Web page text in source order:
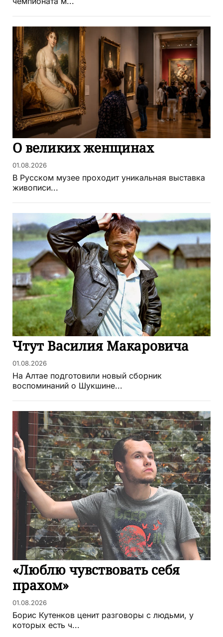
О великих женщинах
01.08.2026
В Русском музее проходит уникальная выставка
живописи...
Чтут Василия Макаровича
01.08.2026
На Алтае подготовили новый сборник
воспоминаний о Шукшине...
«Люблю чувствовать себя
прахом»
01.08.2026
Борис Кутенков ценит разговоры с людьми, у
которых есть ч...